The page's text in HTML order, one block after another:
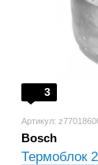
3
Артикул:
Bosch
Термоблок